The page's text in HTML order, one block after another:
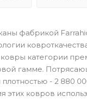
фабрикой
категории
гамме.
- 2 880
этих ковров